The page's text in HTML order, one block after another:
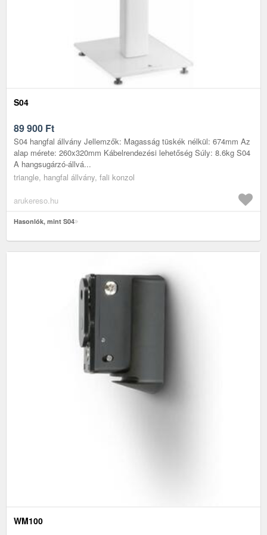
S04
89 900 Ft
S04 hangfal állvány Jellemzők: Magasság tüskék nélkül: 674mm Az
alap mérete: 260x320mm Kábelrendezési lehetőség Súly: 8.6kg S04
A hangsugárzó-állvá...
triangle, hangfal állvány, fali konzol
arukereso.hu
Hasonlók, mint S04
WM100